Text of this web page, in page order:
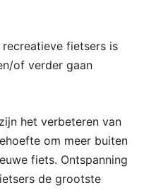
fietsers is
of verder gaan
het verbeteren van
om meer buiten
fiets. Ontspanning
de grootste